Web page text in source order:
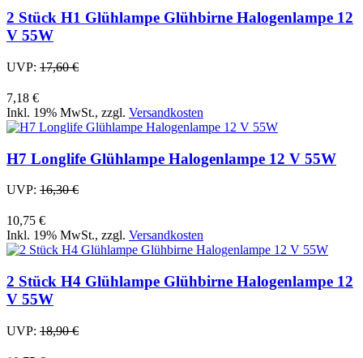
2 Stück H1 Glühlampe Glühbirne Halogenlampe 12
V 55W
UVP: 17,60 €
7,18 €
Inkl. 19% MwSt., zzgl. Versandkosten
H7 Longlife Glühlampe Halogenlampe 12 V 55W
UVP: 16,30 €
10,75 €
Inkl. 19% MwSt., zzgl. Versandkosten
2 Stück H4 Glühlampe Glühbirne Halogenlampe 12
V 55W
UVP: 18,90 €